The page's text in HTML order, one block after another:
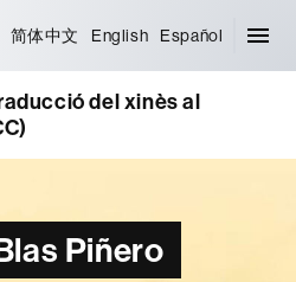
简体中文 English Español
del xinès al
Piñero